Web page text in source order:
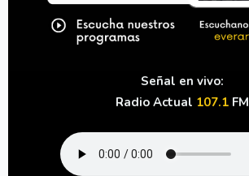
Señal en vivo:
Radio Actual 107.1 FM